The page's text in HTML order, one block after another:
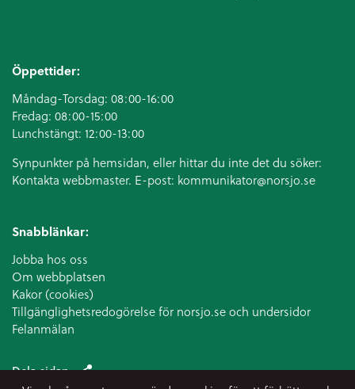
Öppettider:
Måndag-Torsdag: 08:00-16:00
Fredag: 08:00-15:00
Lunchstängt: 12:00-13:00
Synpunkter på hemsidan, eller hittar du inte det du söker:
Kontakta webbmaster. E-post: kommunikator@norsjo.se
Snabblänkar:
Jobba hos oss
Om webbplatsen
Kakor (cookies)
Tillgänglighetsredogörelse för norsjo.se och undersidor
Felanmälan
Dela sidan